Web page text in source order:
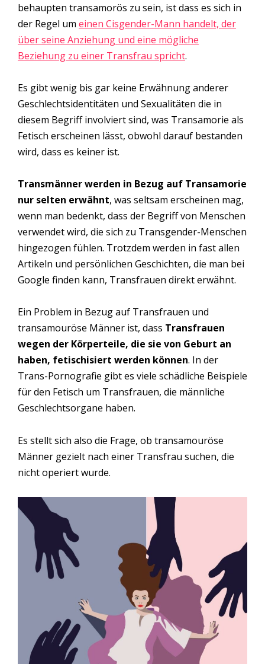
behaupten transamorös zu sein, ist dass es sich in
der Regel um einen Cisgender-Mann handelt, der
über seine Anziehung und eine mögliche
Beziehung zu einer Transfrau spricht.
Es gibt wenig bis gar keine Erwähnung anderer
Geschlechtsidentitäten und Sexualitäten die in
diesem Begriff involviert sind, was Transamorie als
Fetisch erscheinen lässt, obwohl darauf bestanden
wird, dass es keiner ist.
Transmänner werden in Bezug auf Transamorie
nur selten erwähnt, was seltsam erscheinen mag,
wenn man bedenkt, dass der Begriff von Menschen
verwendet wird, die sich zu Transgender-Menschen
hingezogen fühlen. Trotzdem werden in fast allen
Artikeln und persönlichen Geschichten, die man bei
Google finden kann, Transfrauen direkt erwähnt.
Ein Problem in Bezug auf Transfrauen und
transamouröse Männer ist, dass Transfrauen
wegen der Körperteile, die sie von Geburt an
haben, fetischisiert werden können. In der
Trans-Pornografie gibt es viele schädliche Beispiele
für den Fetisch um Transfrauen, die männliche
Geschlechtsorgane haben.
Es stellt sich also die Frage, ob transamouröse
Männer gezielt nach einer Transfrau suchen, die
nicht operiert wurde.